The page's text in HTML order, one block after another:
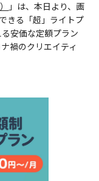
」は、本日より、画
きる「超」ライトプ
安価な定額プラン
禍のクリエイティ